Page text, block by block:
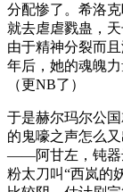
分配惨了。希洛
就去虐虐戮蛊，
由于精神分裂而
年后，她的魂魄
（更NB了）
于是赫尔玛尔公
的鬼嚎之声怎么
——阿甘左，钝
粉太刀叫“西岚的